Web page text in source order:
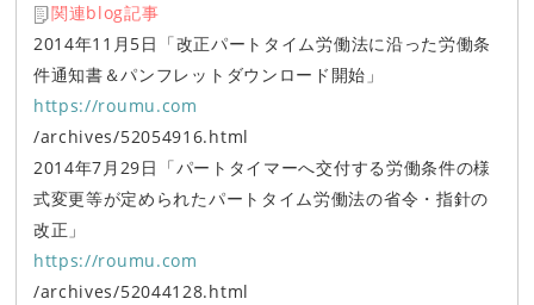
関連blog記事
2014年11月5日「改正パートタイム労働法に沿った労働条
件通知書＆パンフレットダウンロード開始」
https://roumu.com
/archives/52054916.html
2014年7月29日「パートタイマーへ交付する労働条件の様
式変更等が定められたパートタイム労働法の省令・指針の
改正」
https://roumu.com
/archives/52044128.html